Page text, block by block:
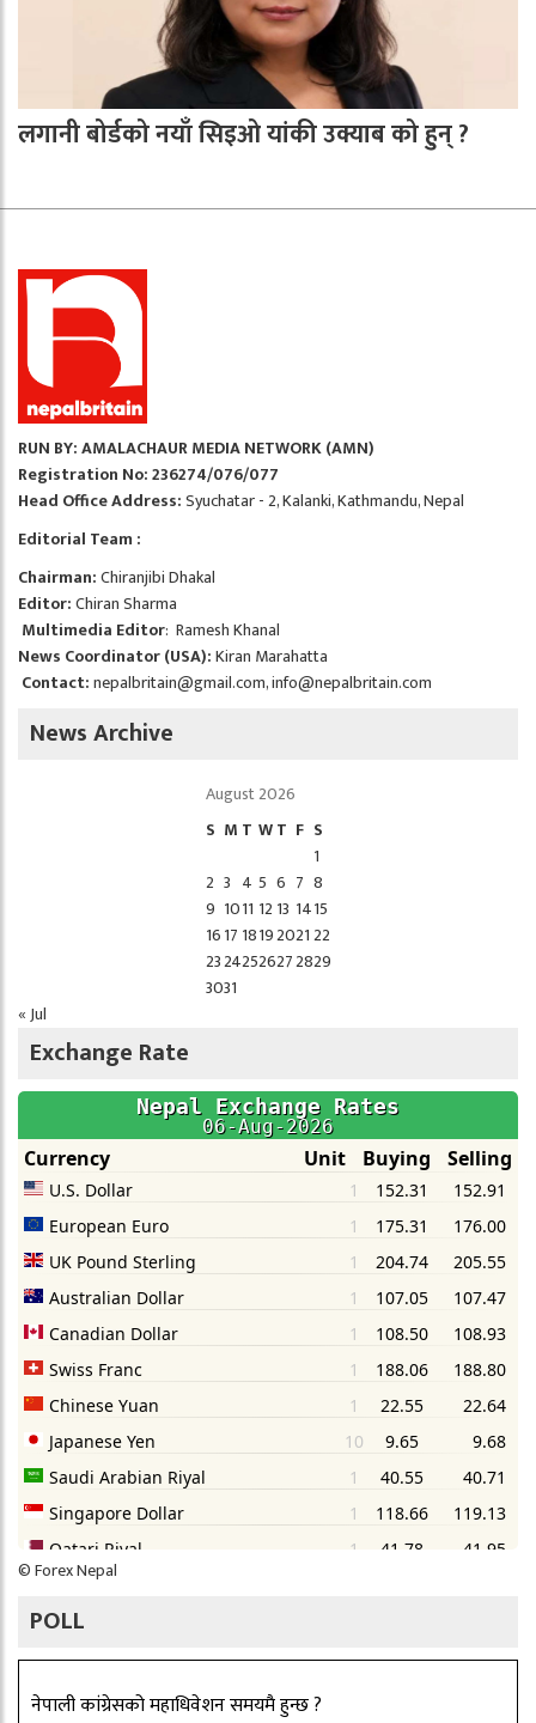
लगानी बोर्डको नयाँ सिइओ यांकी उक्याब को हुन् ?
RUN BY: AMALACHAUR MEDIA NETWORK (AMN)
Registration No: 236274/076/077
Head Office Address:Syuchatar - 2, Kalanki, Kathmandu, Nepal
Editorial Team :
Chairman:Chiranjibi Dhakal
Editor:Chiran Sharma
Multimedia Editor: Ramesh Khanal
News Coordinator (USA):Kiran Marahatta
Contact:nepalbritain@gmail.com,info@nepalbritain.com
News Archive
August 2026
S M T WT F S
1
2 3 4 5 6 7 8
9 1011 12 13 1415
1617 1819202122
23242526272829
3031
« Jul
Exchange Rate
©Forex Nepal
POLL
नेपाली कांग्रेसको महाधिवेशन समयमै हुन्छ ?